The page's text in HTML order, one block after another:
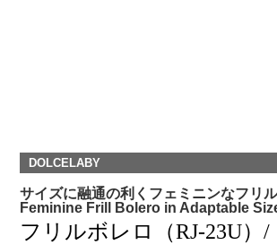
DOLCELABY
サイズに融通の利くフェミニンなフリ
Feminine Frill Bolero in Adaptable
フリルボレロ（RJ-23U）/